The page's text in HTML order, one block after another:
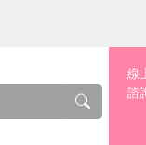
線
諮